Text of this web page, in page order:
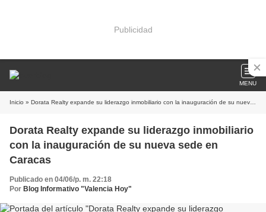
Publicidad
MENU
Inicio » Dorata Realty expande su liderazgo inmobiliario con la inauguración de su nueva sede en Caracas
Dorata Realty expande su liderazgo inmobiliario
con la inauguración de su nueva sede en
Caracas
Publicado en 04/06/p. m. 22:18
Por Blog Informativo "Valencia Hoy"